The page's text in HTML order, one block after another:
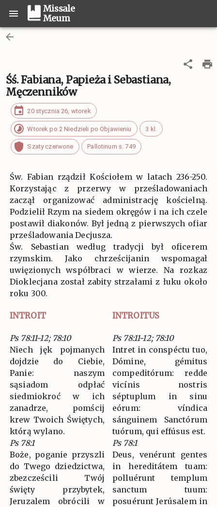
Missale
Meum
Śś. Fabiana, Papieża i Sebastiana,
Męczenników
20 stycznia 26, wtorek
Wtorek po 2 Niedzieli po Objawieniu 3 kl.
Szaty czerwone Pallotinum s. 749
Św. Fabian rządził Kościołem w latach 236-250.
Korzystając z przerwy w prześladowaniach
zaczął organizować administrację kościelną.
Podzielił Rzym na siedem okręgów i na ich czele
postawił diakonów. Był jedną z pierwszych ofiar
prześladowania Decjusza.
Św. Sebastian według tradycji był oficerem
rzymskim. Jako chrześcijanin wspomagał
uwięzionych współbraci w wierze. Na rozkaz
Dioklecjana został zabity strzałami z łuku około
roku 300.
INTROIT INTROITUS
Ps 78:11-12; 78:10
Niech jęk pojmanych
dojdzie do Ciebie,
Panie: naszym
sąsiadom odpłać
siedmiokroć w ich
zanadrze, pomścij
krew Twoich Świętych,
którą wylano.
Ps 78:1
Boże, poganie przyszli
do Twego dziedzictwa,
zbezcześcili Twój
święty przybytek,
Jeruzalem obrócili w
Ps 78:11-12; 78:10
Intret in conspéctu tuo,
Dómine, gémitus
compeditórum: redde
vicínis nostris
séptuplum in sinu
eórum: víndica
sánguinem Sanctórum
tuórum, qui effúsus est.
Ps 78:1
Deus, venérunt gentes
in hereditátem tuam:
polluérunt templum
sanctum tuum:
posuérunt Jerúsalem in